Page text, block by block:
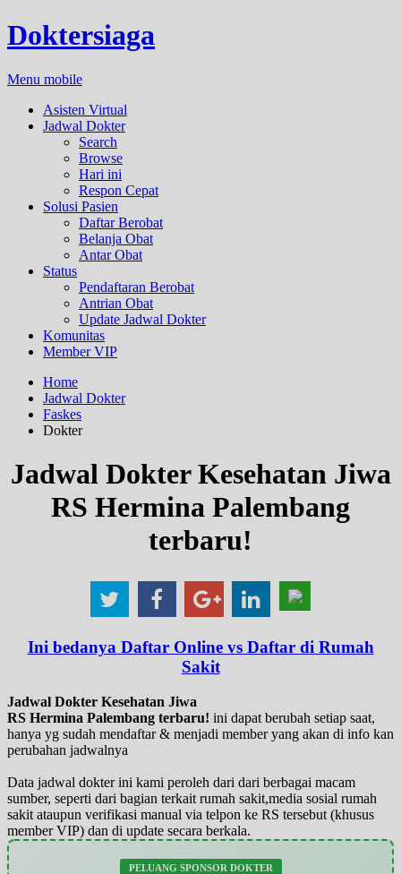
Doktersiaga
Menu mobile
Asisten Virtual
Jadwal Dokter
Search
Browse
Hari ini
Respon Cepat
Solusi Pasien
Daftar Berobat
Belanja Obat
Antar Obat
Status
Pendaftaran Berobat
Antrian Obat
Update Jadwal Dokter
Komunitas
Member VIP
Home
Jadwal Dokter
Faskes
Dokter
Jadwal Dokter Kesehatan Jiwa
RS Hermina Palembang
terbaru!
Ini bedanya Daftar Online vs Daftar di Rumah
Sakit
Jadwal Dokter Kesehatan Jiwa
RS Hermina Palembang terbaru! ini dapat berubah setiap saat,
hanya yg sudah mendaftar & menjadi member yang akan di info kan
perubahan jadwalnya
Data jadwal dokter ini kami peroleh dari dari berbagai macam
sumber, seperti dari bagian terkait rumah sakit,media sosial rumah
sakit ataupun verifikasi manual via telpon ke RS tersebut (khusus
member VIP) dan di update secara berkala.
PELUANG SPONSOR DOKTER